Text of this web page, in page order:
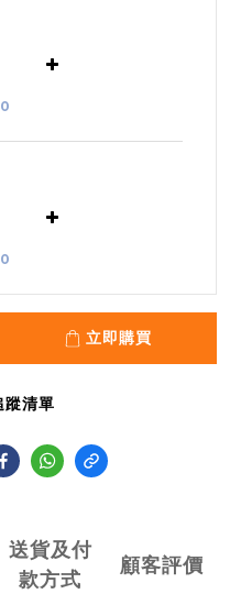
立即購買
蹤清單
送貨及付
款方式
顧客評價